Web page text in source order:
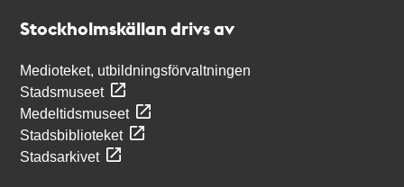
Stockholmskällan drivs av
Medioteket, utbildningsförvaltningen
Stadsmuseet
Medeltidsmuseet
Stadsbiblioteket
Stadsarkivet